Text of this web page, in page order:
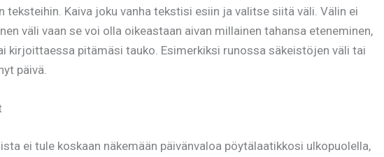
teksteihin. Kaiva joku vanha tekstisi esiin ja valitse siitä väli. Välin ei
väli vaan se voi olla oikeastaan aivan millainen tahansa eteneminen,
kirjoittaessa pitämäsi tauko. Esimerkiksi runossa säkeistöjen väli tai
päivä.
ei tule koskaan näkemään päivänvaloa pöytälaatikkosi ulkopuolella,